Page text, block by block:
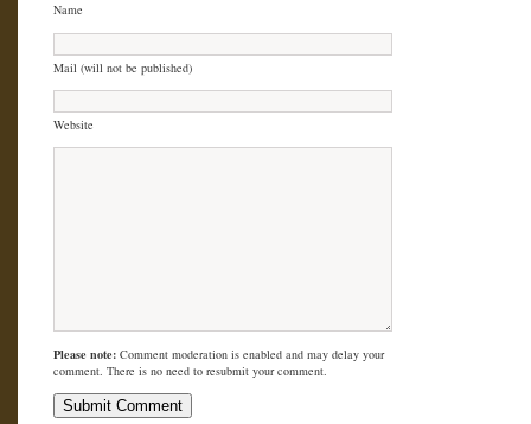
Name
Mail (will not be published)
Website
Please note: Comment moderation is enabled and may delay your
comment. There is no need to resubmit your comment.